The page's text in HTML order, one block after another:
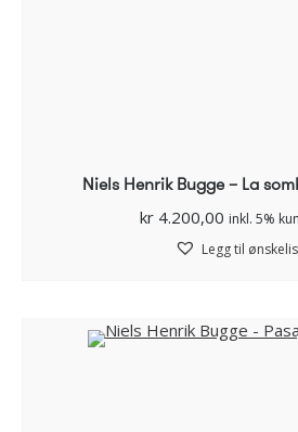
Niels Henrik Bugge – La
kr 4.200,00 inkl. 5%
Legg til